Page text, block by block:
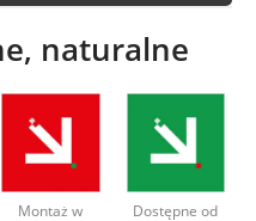
naturalne
Montaż w
Dostępne od